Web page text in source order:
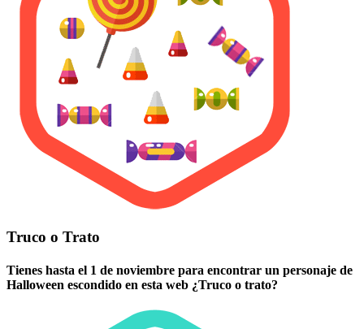
Truco o Trato
Tienes hasta el 1 de noviembre para encontrar un personaje de
Halloween escondido en esta web ¿Truco o trato?